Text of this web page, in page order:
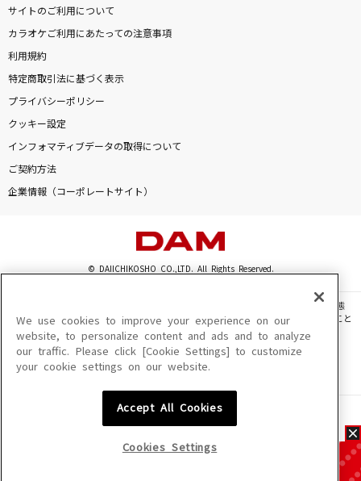
サイトのご利用について
カラオケご利用にあたっての注意事項
利用規約
特定商取引法に基づく表示
プライバシーポリシー
クッキー設定
インフォマティブデータの取得について
ご契約方法
企業情報（コーポレートサイト）
© DAIICHIKOSHO CO.,LTD. All Rights Reserved.
このサイトに掲載されている一切の文章・画像・写真・動画・音声等を、手段や形態
を問わず、著作権法の定める範囲を超えて無断で複製、転載、ファイル化などすること
を禁じます。
楽曲及びコンテンツは、機種によりご利用いただけない場合があります。
楽曲及びコンテンツの配信日、配信内容が変更になる場合があります。
We use cookies to improve your experience on our
website, to personalize content and ads and to analyze
our traffic. Please click [Cookie Settings] to customize
your cookie settings on our website.
Accept All Cookies
Cookies Settings